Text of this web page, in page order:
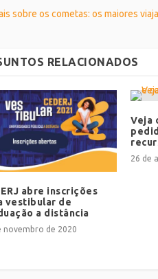
sobre os cometas: os maiores
RELACIONADOS
abre inscrições
vestibular de
a distância
novembro de 2020
Veja
26 de